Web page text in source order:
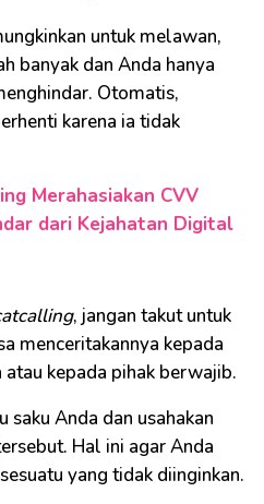
untuk melawan,
banyak dan Anda hanya
Otomatis,
karena ia tidak
Merahasiakan CVV
dari Kejahatan Digital
, jangan takut untuk
menceritakannya kepada
kepada pihak berwajib.
saku Anda dan usahakan
Hal ini agar Anda
yang tidak diinginkan.